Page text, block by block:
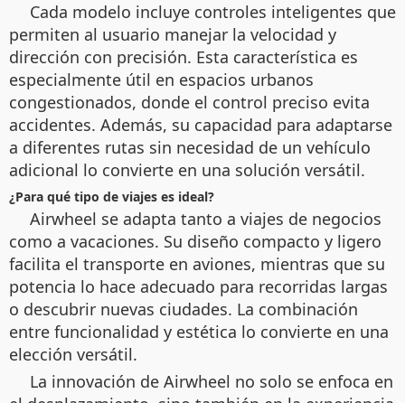
Cada modelo incluye controles inteligentes que
permiten al usuario manejar la velocidad y
dirección con precisión. Esta característica es
especialmente útil en espacios urbanos
congestionados, donde el control preciso evita
accidentes. Además, su capacidad para adaptarse
a diferentes rutas sin necesidad de un vehículo
adicional lo convierte en una solución versátil.
¿Para qué tipo de viajes es ideal?
Airwheel se adapta tanto a viajes de negocios
como a vacaciones. Su diseño compacto y ligero
facilita el transporte en aviones, mientras que su
potencia lo hace adecuado para recorridas largas
o descubrir nuevas ciudades. La combinación
entre funcionalidad y estética lo convierte en una
elección versátil.
La innovación de Airwheel no solo se enfoca en